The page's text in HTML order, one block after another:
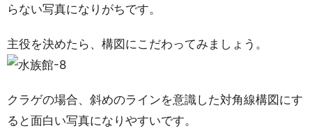
らない写真になりがちです。
主役を決めたら、構図にこだわってみましょう。
クラゲの場合、斜めのラインを意識した対角線構図にす
ると面白い写真になりやすいです。